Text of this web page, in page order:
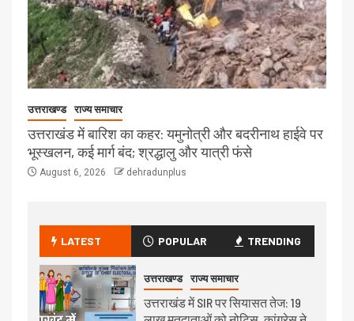
उत्तराखण्ड राज्य समाचार
उत्तराखंड में बारिश का कहर: यमुनोत्री और बदरीनाथ हाईवे पर
भूस्खलन, कई मार्ग बंद; श्रद्धालु और यात्री फंसे
August 6, 2026 dehradunplus
LATEST POPULAR TRENDING
उत्तराखण्ड राज्य समाचार
उत्तराखंड में SIR पर सियासत तेज: 19